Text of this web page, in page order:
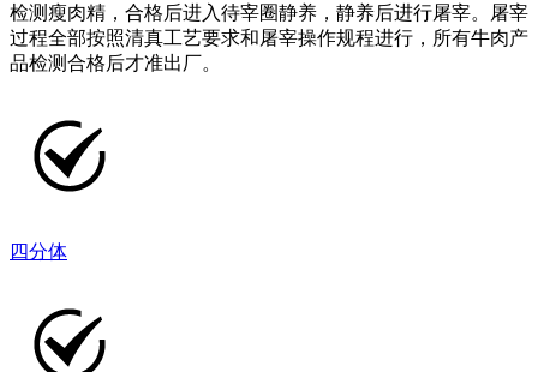
检测瘦肉精，合格后进入待宰圈静养，静养后进行屠宰。屠宰
过程全部按照清真工艺要求和屠宰操作规程进行，所有牛肉产
品检测合格后才准出厂。
四分体